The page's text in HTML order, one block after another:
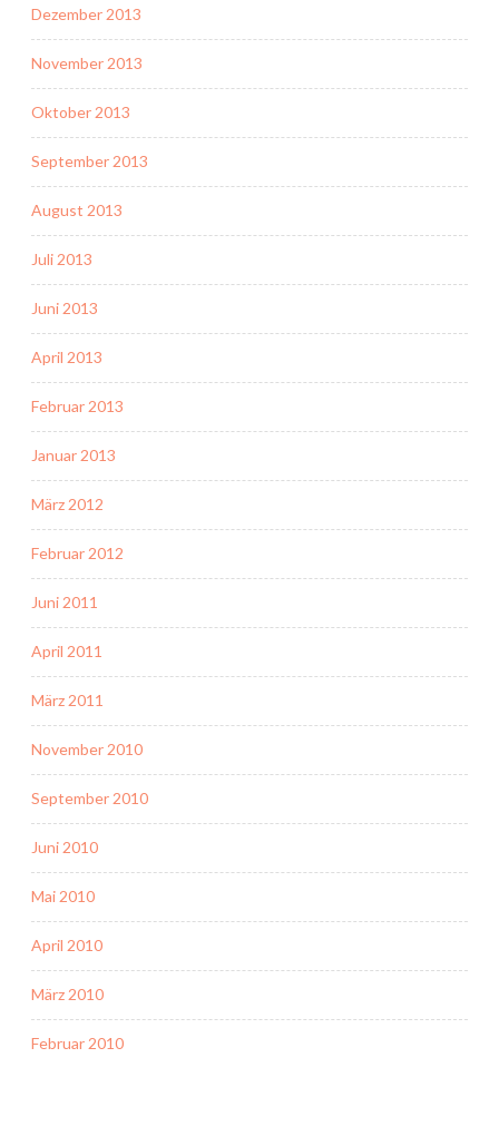
Dezember 2013
November 2013
Oktober 2013
September 2013
August 2013
Juli 2013
Juni 2013
April 2013
Februar 2013
Januar 2013
März 2012
Februar 2012
Juni 2011
April 2011
März 2011
November 2010
September 2010
Juni 2010
Mai 2010
April 2010
März 2010
Februar 2010